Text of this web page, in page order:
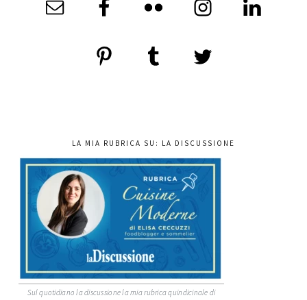
LA MIA RUBRICA SU: LA DISCUSSIONE
Sul quotidiano la discussione la mia rubrica quindicinale di